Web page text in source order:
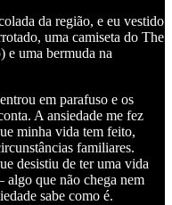
da região, e eu vestido
uma camiseta do The
e uma bermuda na
em parafuso e os
A ansiedade me fez
minha vida tem feito,
familiares.
desistiu de ter uma vida
algo que não chega nem
sabe como é.